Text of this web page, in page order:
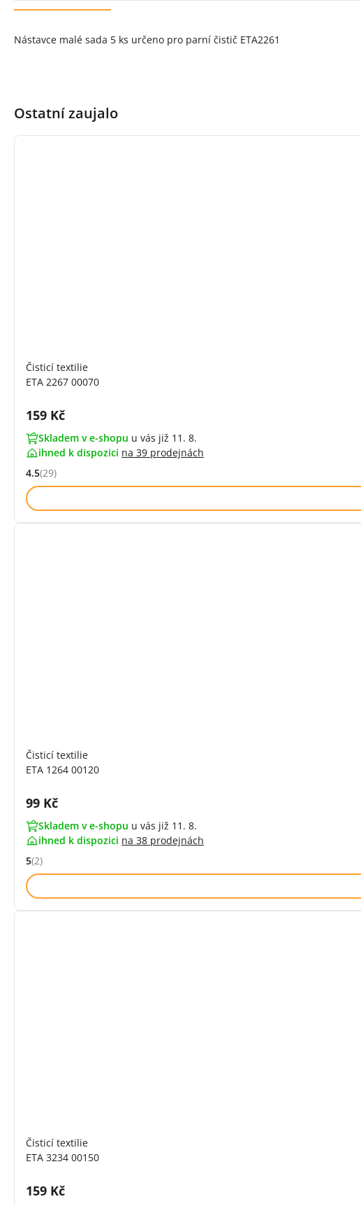
Nástavce malé sada 5 ks určeno pro parní čistič ETA2261
Ostatní zaujalo
Čisticí textilie
ETA 2267 00070
Cena s DPH:
159 Kč
Skladem v e-shopu u vás již 11. 8.
ihned k dispozici na 39 prodejnách
Hodnocení: 4.5 z 5 (29 recenzí)
4.5(29)
Čisticí textilie
ETA 1264 00120
Cena s DPH:
99 Kč
Skladem v e-shopu u vás již 11. 8.
ihned k dispozici na 38 prodejnách
Hodnocení: 5 z 5 (2 recenzí)
5(2)
Čisticí textilie
ETA 3234 00150
Cena s DPH:
159 Kč